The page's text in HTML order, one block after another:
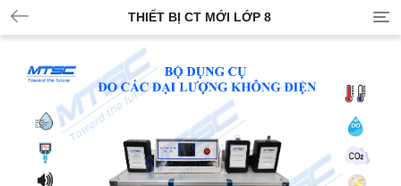
THIẾT BỊ CT MỚI LỚP 8